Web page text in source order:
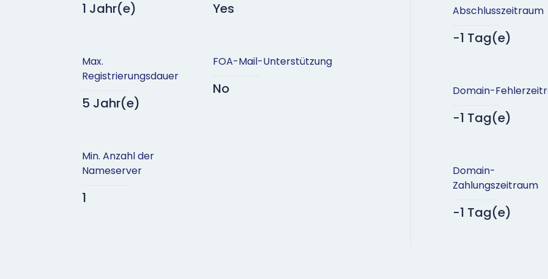
1 Jahr(e)
Max.
Registrierungsdauer
5 Jahr(e)
Min. Anzahl der
Nameserver
1
Yes
FOA-Mail-Unterstützung
No
Abschlusszeitraum
-1 Tag(e)
Domain-
-1 Tag(e)
Domain-
Zahlungszeitraum
-1 Tag(e)